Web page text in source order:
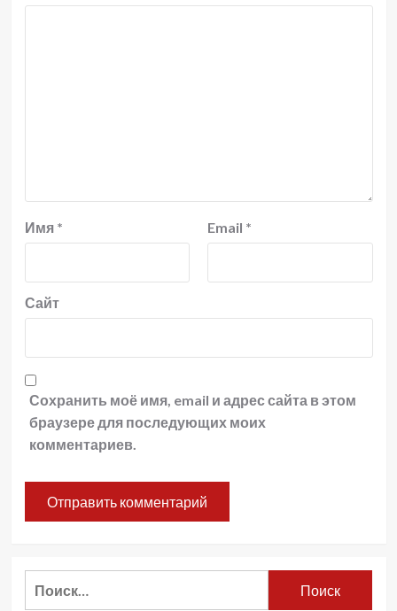
Имя * Email *
Сайт
Сохранить моё имя, email и адрес сайта в этом
браузере для последующих моих
комментариев.